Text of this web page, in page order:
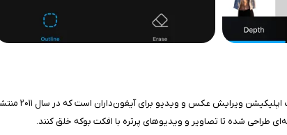
طراحی شده تا تصاویر و ویدیوهای پرتره با افکت بوکه خلق کنند.